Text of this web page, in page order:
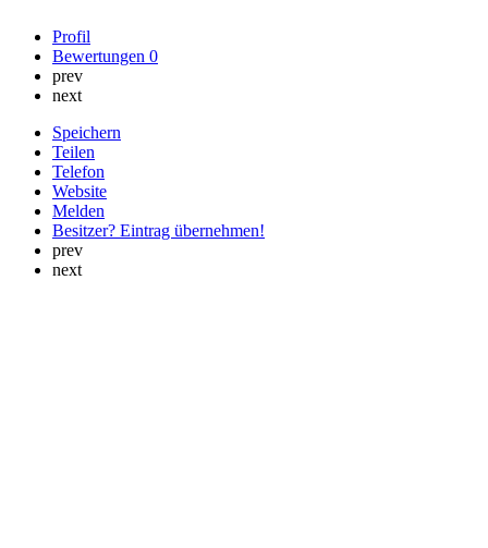
Profil
Bewertungen 0
prev
next
Speichern
Teilen
Telefon
Website
Melden
Besitzer? Eintrag übernehmen!
prev
next